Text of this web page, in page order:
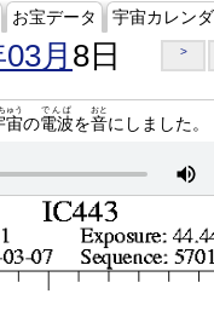
お宝データ 宇宙カレン
月 8日 >
宙
ゅう
の電波
でんぱ
を音
おと
にしました。